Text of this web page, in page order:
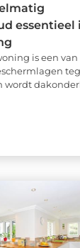
essentieel
is een van
wordt